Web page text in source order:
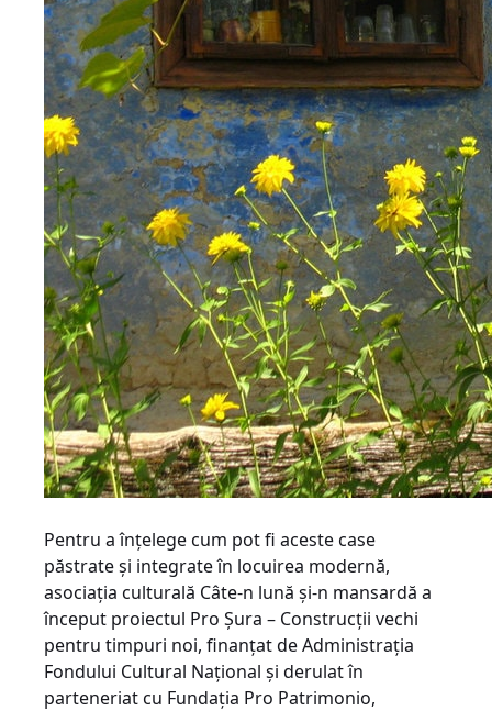
Pentru a înţelege cum pot fi aceste case
păstrate şi integrate în locuirea modernă,
asociaţia culturală Câte-n lună şi-n mansardă a
început proiectul Pro Şura – Construcţii vechi
pentru timpuri noi, finanţat de Administraţia
Fondului Cultural Naţional şi derulat în
parteneriat cu Fundaţia Pro Patrimonio,